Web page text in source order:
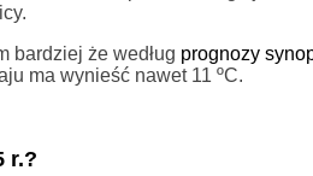
bardziej że według prognozy
ma wynieść nawet 11 ºC.
r.?